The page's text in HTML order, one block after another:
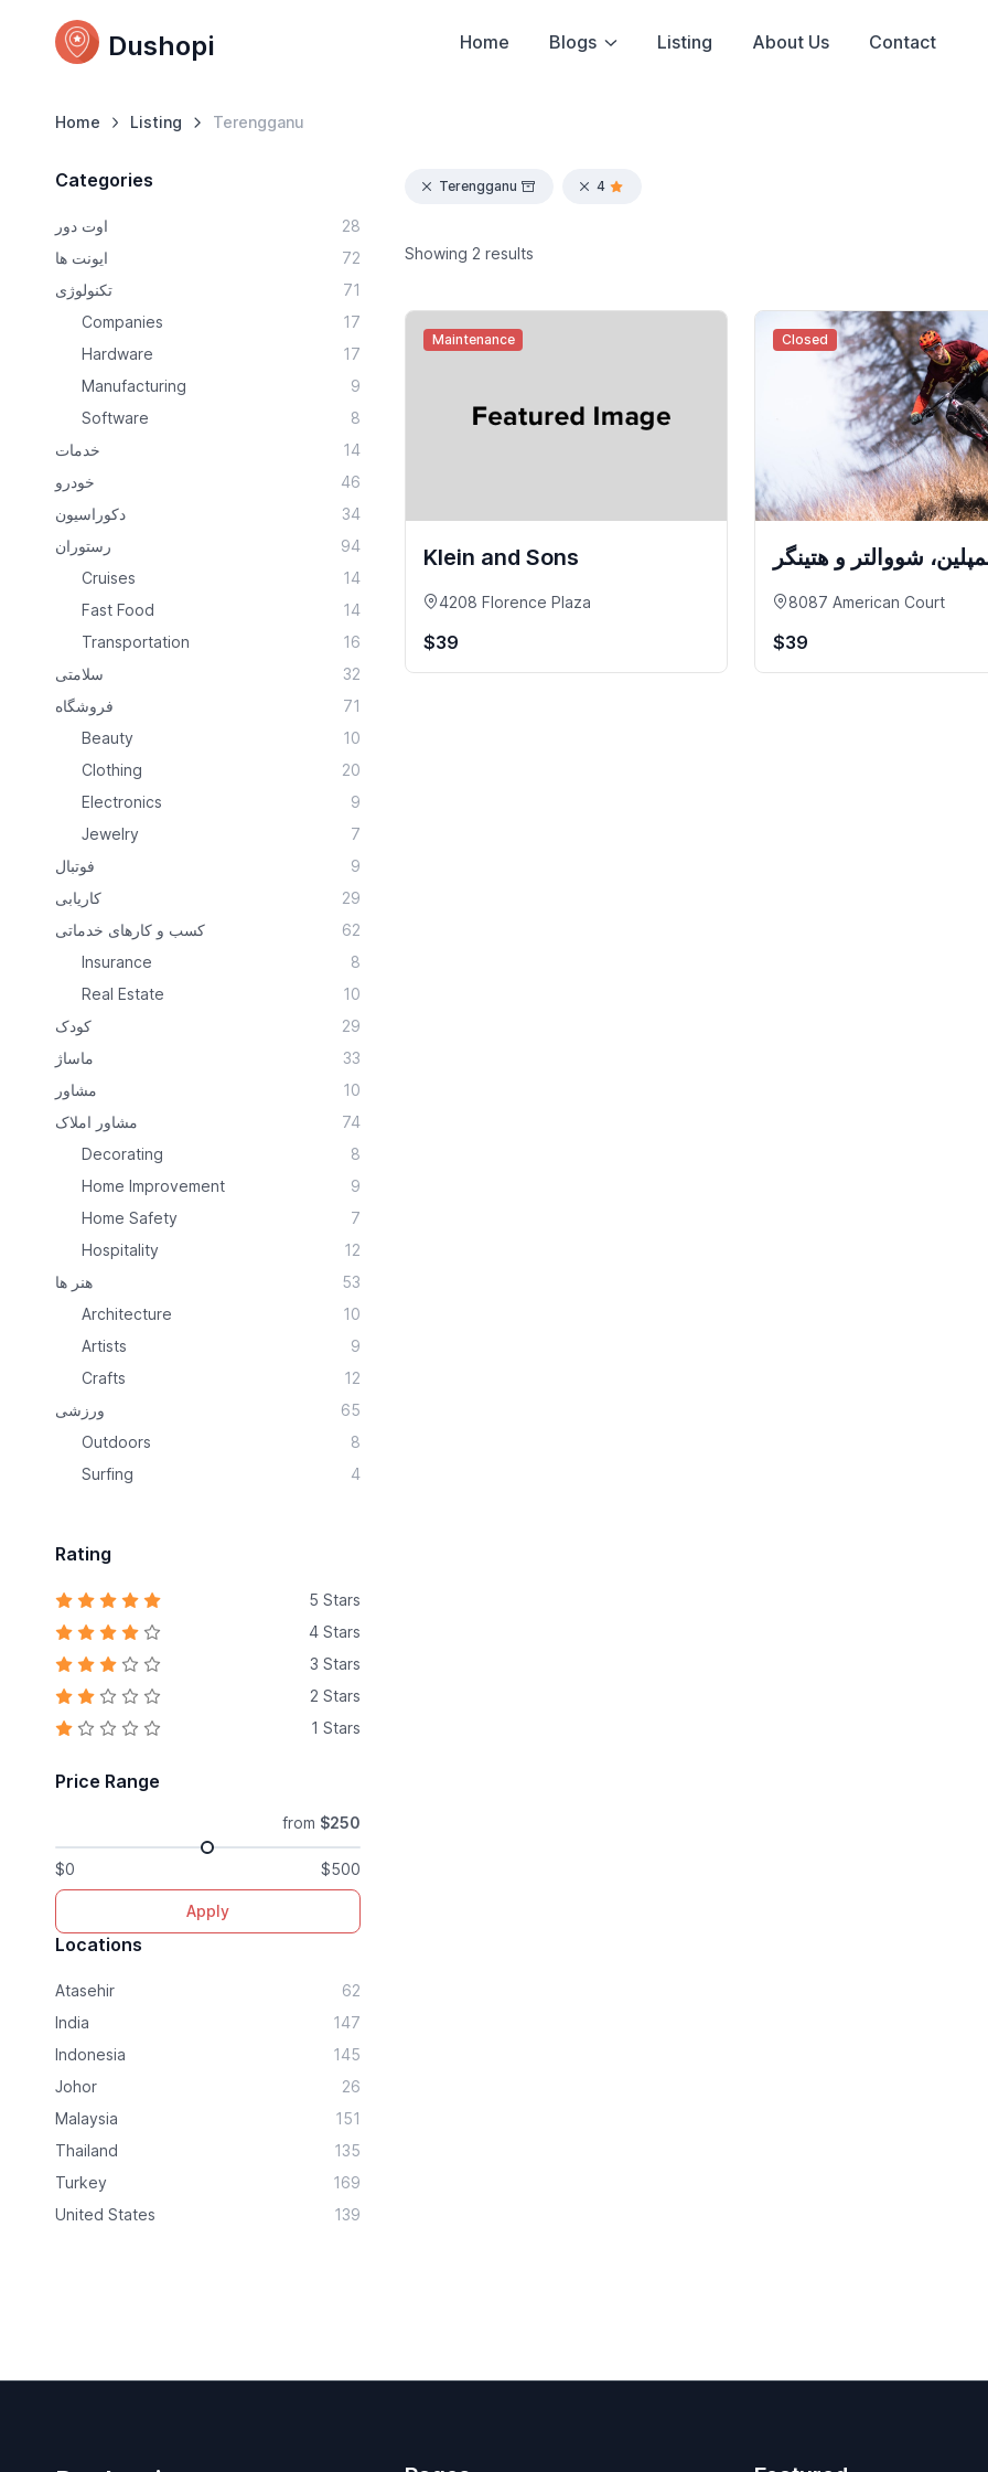
Dushopi Home Blogs Listing About Us Contact
Home Listing Terengganu
Categories
اوت دور
28
ایونت ها
72
تکنولوژی
71
Companies
17
Hardware
17
Manufacturing
9
Software
8
خدمات
14
خودرو
46
دکوراسیون
34
رستوران
94
Cruises
14
Fast Food
14
Transportation
16
سلامتی
32
فروشگاه
71
Beauty
10
Clothing
20
Electronics
9
Jewelry
7
فوتبال
9
کاریابی
29
کسب و کارهای خدماتی
62
Insurance
8
Real Estate
10
کودک
29
ماساژ
33
مشاور
10
مشاور املاک
74
Decorating
8
Home Improvement
9
Home Safety
7
Hospitality
12
هنر ها
53
Architecture
10
Artists
9
Crafts
12
ورزشی
65
Outdoors
8
Surfing
4
Rating
5 Stars
4 Stars
3 Stars
2 Stars
1 Stars
Price Range
from $250
$0 $500
Apply
Locations
Atasehir
62
India
147
Indonesia
145
Johor
26
Malaysia
151
Thailand
135
Turkey
169
United States
139
Terengganu 4
Showing 2 results
Maintenance
Klein and Sons
4208 Florence Plaza
$39
Closed
شووالتر و هتینگر
8087 American Court
$39